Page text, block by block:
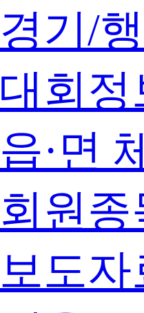
경기/
대회정
읍·면
회원
보도자